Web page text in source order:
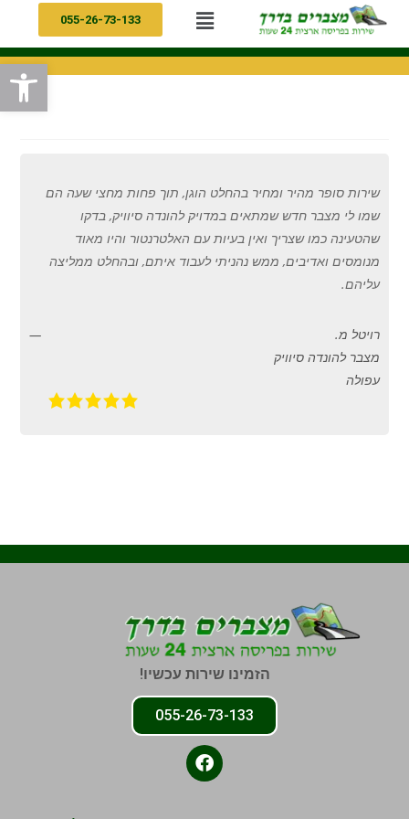
055-26-73-133
שירות סופר מהיר ומחיר בהחלט הוגן, תוך פחות מחצי שעה הם
שמו לי מצבר חדש שמתאים במדויק להונדה סיוויק,בדקו
שהטעינה כמו שצריך ואין בעיות עם האלטרנטור והיו מאוד
מנומסים ואדיבים, ממש נהניתי לעבוד איתם,ובהחלט ממליצה
עליהם.
רויטל מ.
מצבר להונדה סיוויק
עפולה
הזמינו שירות עכשיו!
055-26-73-133